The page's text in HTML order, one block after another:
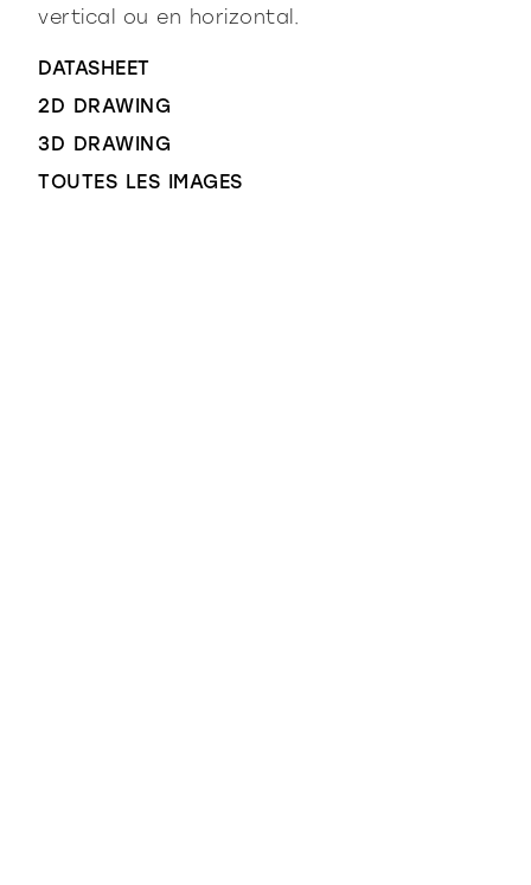
vertical ou en horizontal.
DATASHEET
2D DRAWING
3D DRAWING
TOUTES LES IMAGES